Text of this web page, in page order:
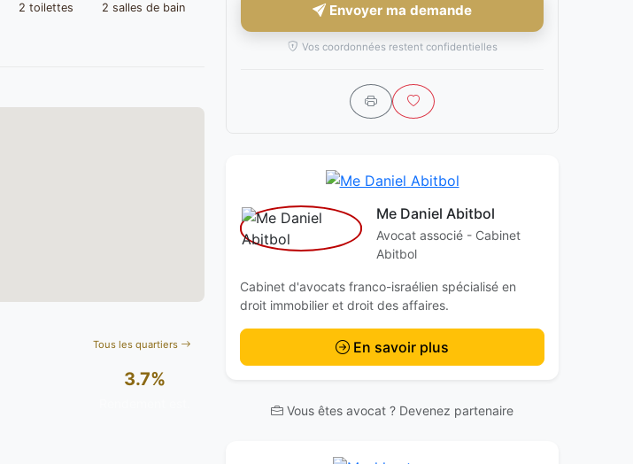
2 toilettes
2 salles de bain
Tous les quartiers
3.7%
Envoyer ma demande
Vos coordonnées restent confidentielles
Me Daniel Abitbol
Avocat associé - Cabinet
Abitbol
Cabinet d'avocats franco-israélien spécialisé en
droit immobilier et droit des affaires.
En savoir plus
Vous êtes avocat ? Devenez partenaire